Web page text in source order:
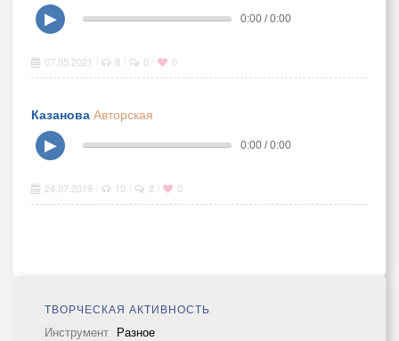
▶
0:00 / 0:00
07.05.2021 8 0 0
Казанова Авторская
▶
0:00 / 0:00
24.07.2019 10 2 0
ТВОРЧЕСКАЯ АКТИВНОСТЬ
Инструмент Разное